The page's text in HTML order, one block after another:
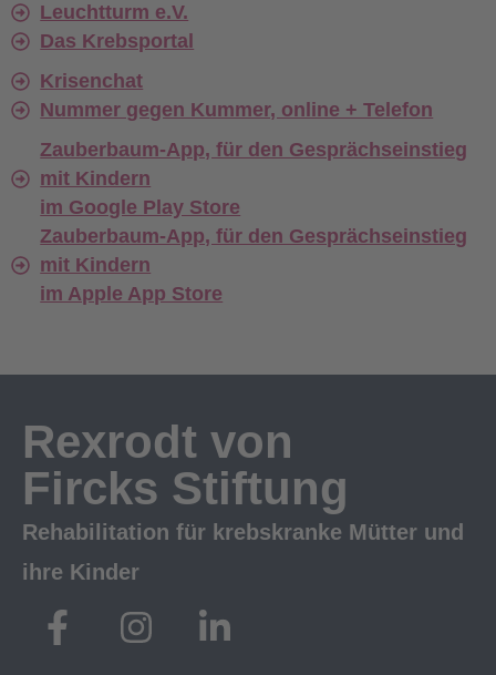
Leuchtturm e.V.
Das Krebsportal
Krisenchat
Nummer gegen Kummer, online + Telefon
Zauberbaum-App, für den Gesprächseinstieg
mit Kindern
im Google Play Store
Zauberbaum-App, für den Gesprächseinstieg
mit Kindern
im Apple App Store
Rexrodt von
Fircks Stiftung
Rehabilitation für krebskranke Mütter und
ihre Kinder